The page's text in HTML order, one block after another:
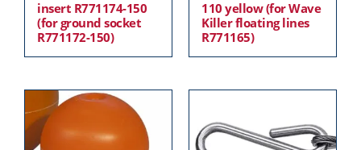
insert R771174-150
(for ground socket
R771172-150)
110 yellow (for Wave
Killer floating lines
R771165)